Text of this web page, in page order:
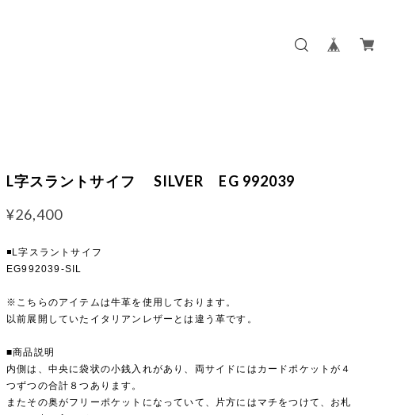
L字スラントサイフ SILVER EG 992039
¥26,400
◾️L字スラントサイフ
EG992039-SIL
※こちらのアイテムは牛革を使用しております。
以前展開していたイタリアンレザーとは違う革です。
■商品説明
内側は、中央に袋状の小銭入れがあり、両サイドにはカードポケットが４
つずつの合計８つあります。
またその奥がフリーポケットになっていて、片方にはマチをつけて、お札